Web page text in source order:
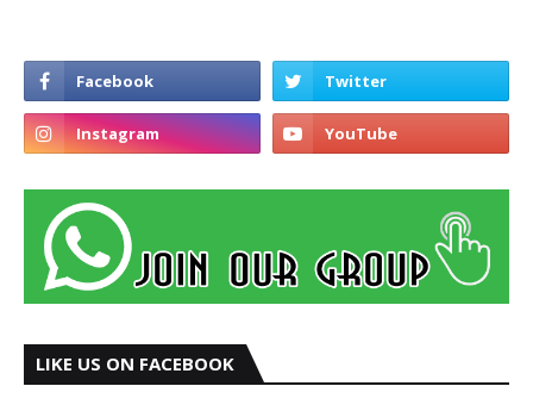
LIKE US ON FACEBOOK